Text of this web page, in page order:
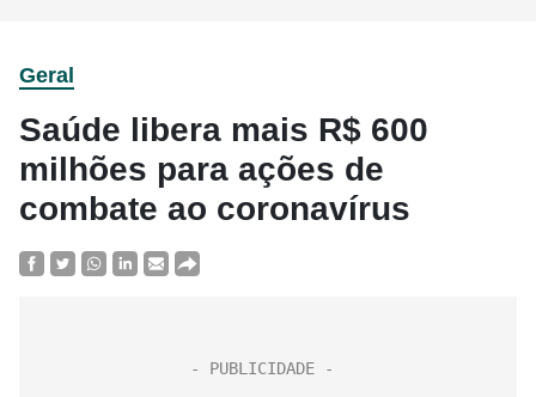
Geral
Saúde libera mais R$ 600
milhões para ações de
combate ao coronavírus